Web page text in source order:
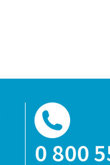
0 800